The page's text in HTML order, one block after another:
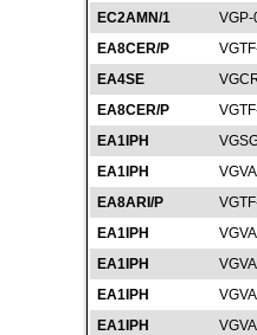
EC2AMN/1
EA8CER/P
EA4SE
EA8CER/P
EA1IPH
EA1IPH
EA8ARI/P
EA1IPH
EA1IPH
EA1IPH
EA1IPH